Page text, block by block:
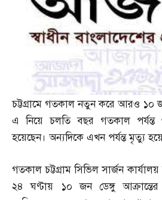
চট্টগ্রামে গতকাল নতুন করে আরও ১০
এ নিয়ে চলতি বছর গতকাল পর্যন্ত
হয়েছেন। অন্যদিকে এখন পর্যন্ত মৃত্যু
গতকাল চট্টগ্রাম সিভিল সার্জন কার্যালয়
২৪ ঘণ্টায় ১০ জন ডেঙ্গু আক্রান্তের